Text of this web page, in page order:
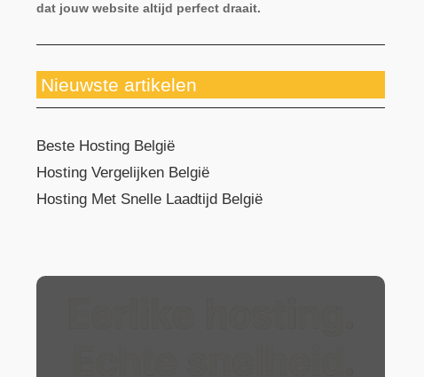
dat jouw website altijd perfect draait.
Nieuwste artikelen
Beste Hosting België
Hosting Vergelijken België
Hosting Met Snelle Laadtijd België